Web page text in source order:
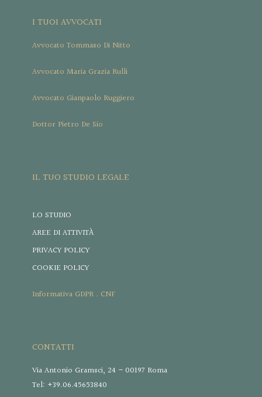
I TUOI AVVOCATI
Avvocato Tommaso Di Nitto
Avvocato Maria Grazia Rulli
Avvocato Gianpaolo Ruggiero
Dottor Pietro De Sio
IL TUO STUDIO LEGALE
LO STUDIO
AREE DI ATTIVITÀ
PRIVACY POLICY
COOKIE POLICY
Informativa GDPR . CNF
CONTATTI
Via Antonio Gramsci, 24 – 00197 Roma
Tel: +39.06.45653840